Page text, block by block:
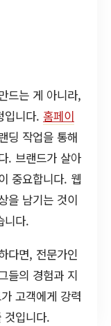
드는 게 아니라,
입니다. 홈페이
딩 작업을 통해
. 브랜드가 살아
중요합니다. 웹
을 남기는 것이
니다.
다면, 전문가인
들의 경험과 지
고객에게 강력
것입니다.